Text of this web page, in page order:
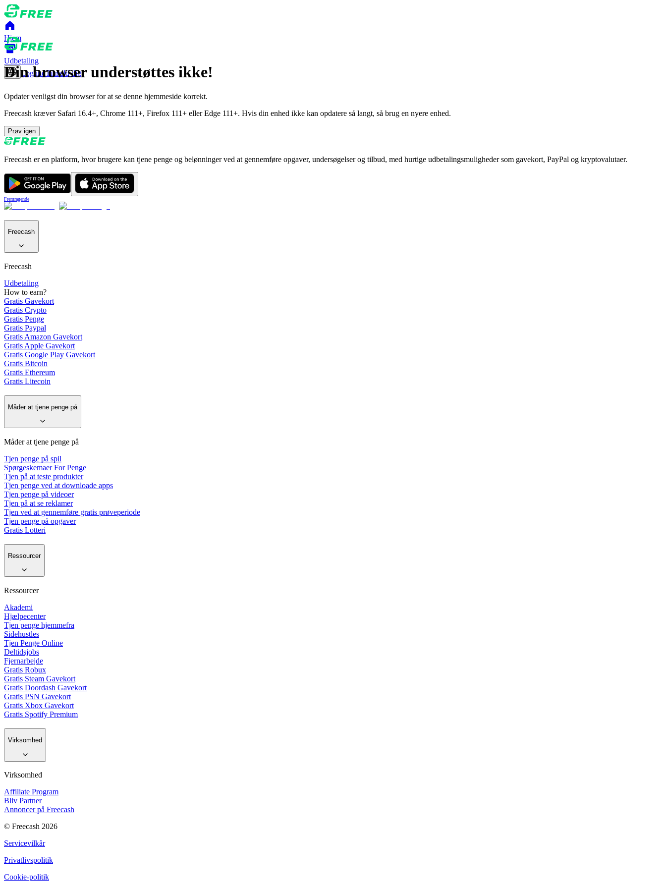
Hjem
Udbetaling
Log indTilmeld dig
Din browser understøttes ikke!
Opdater venligst din browser for at se denne hjemmeside korrekt.
Freecash kræver Safari 16.4+, Chrome 111+, Firefox 111+ eller Edge 111+. Hvis din enhed ikke kan opdatere så langt, så brug en nyere enhed.
Prøv igen
Freecash er en platform, hvor brugere kan tjene penge og belønninger ved at gennemføre opgaver, undersøgelser og tilbud, med hurtige udbetalingsmuligheder som gavekort, PayPal og kryptovalutaer.
Fremragende
Freecash
Freecash
Udbetaling
How to earn?
Gratis Gavekort
Gratis Crypto
Gratis Penge
Gratis Paypal
Gratis Amazon Gavekort
Gratis Apple Gavekort
Gratis Google Play Gavekort
Gratis Bitcoin
Gratis Ethereum
Gratis Litecoin
Måder at tjene penge på
Måder at tjene penge på
Tjen penge på spil
Spørgeskemaer For Penge
Tjen på at teste produkter
Tjen penge ved at downloade apps
Tjen penge på videoer
Tjen på at se reklamer
Tjen ved at gennemføre gratis prøveperiode
Tjen penge på opgaver
Gratis Lotteri
Ressourcer
Ressourcer
Akademi
Hjælpecenter
Tjen penge hjemmefra
Sidehustles
Tjen Penge Online
Deltidsjobs
Fjernarbejde
Gratis Robux
Gratis Steam Gavekort
Gratis Doordash Gavekort
Gratis PSN Gavekort
Gratis Xbox Gavekort
Gratis Spotify Premium
Virksomhed
Virksomhed
Affiliate Program
Bliv Partner
Annoncer på Freecash
© Freecash 2026
Servicevilkår
Privatlivspolitik
Cookie-politik